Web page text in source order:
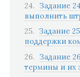
Задание
выполнить
Задание
поддержки
Задание
термины и их